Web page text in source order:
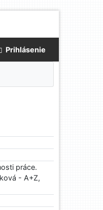
Prihlásenie
práce.
- A+Z,